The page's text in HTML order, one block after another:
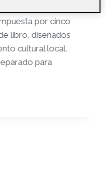
por cinco
libro, diseñados
cultural local.
para